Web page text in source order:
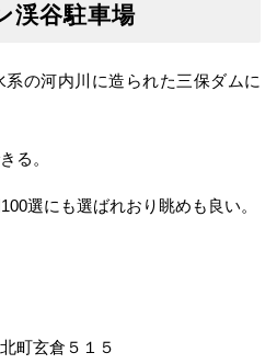
谷駐車場
の河内川に造られた三保ダムに
る。
選にも選ばれおり眺めも良い。
町玄倉５１５